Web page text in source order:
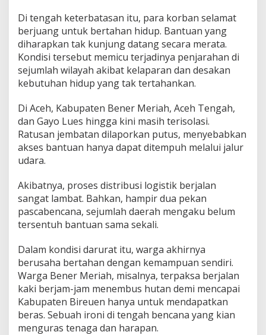
Di tengah keterbatasan itu, para korban selamat
berjuang untuk bertahan hidup. Bantuan yang
diharapkan tak kunjung datang secara merata.
Kondisi tersebut memicu terjadinya penjarahan di
sejumlah wilayah akibat kelaparan dan desakan
kebutuhan hidup yang tak tertahankan.
Di Aceh, Kabupaten Bener Meriah, Aceh Tengah,
dan Gayo Lues hingga kini masih terisolasi.
Ratusan jembatan dilaporkan putus, menyebabkan
akses bantuan hanya dapat ditempuh melalui jalur
udara.
Akibatnya, proses distribusi logistik berjalan
sangat lambat. Bahkan, hampir dua pekan
pascabencana, sejumlah daerah mengaku belum
tersentuh bantuan sama sekali.
Dalam kondisi darurat itu, warga akhirnya
berusaha bertahan dengan kemampuan sendiri.
Warga Bener Meriah, misalnya, terpaksa berjalan
kaki berjam-jam menembus hutan demi mencapai
Kabupaten Bireuen hanya untuk mendapatkan
beras. Sebuah ironi di tengah bencana yang kian
menguras tenaga dan harapan.